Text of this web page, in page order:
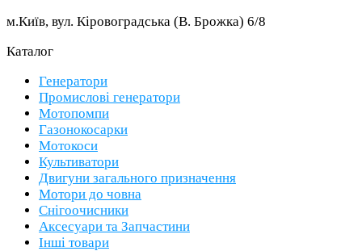
м.Київ, вул. Кіровоградська (В. Брожка) 6/8
Каталог
Генератори
Промислові генератори
Мотопомпи
Газонокосарки
Мотокоси
Культиватори
Двигуни загального призначення
Мотори до човна
Снігоочисники
Аксесуари та Запчастини
Інші товари